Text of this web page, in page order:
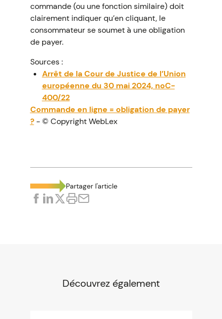
commande (ou une fonction similaire) doit
clairement indiquer qu’en cliquant, le
consommateur se soumet à une obligation
de payer.
Sources :
Arrêt de la Cour de Justice de l’Union
européenne du 30 mai 2024, noC-
400/22
Commande en ligne = obligation de payer
?- © Copyright WebLex
Partager l'article
Découvrez également